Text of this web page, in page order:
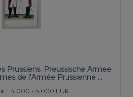
Prussiens. Preussische Armee
de l’Armée Prussienne …
: 4 000 - 5 000 EUR